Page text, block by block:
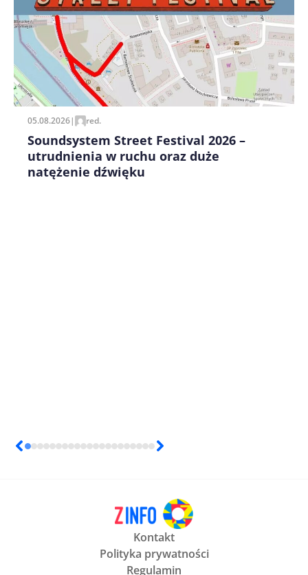
Zapamiętaj moje dane w tej przeglądarce podczas
pisania kolejnych komentarzy.
05.08.2026| red.
Soundsystem Street Festival 2026 –
utrudnienia w ruchu oraz duże
natężenie dźwięku
Kontakt
Polityka prywatności
Regulamin